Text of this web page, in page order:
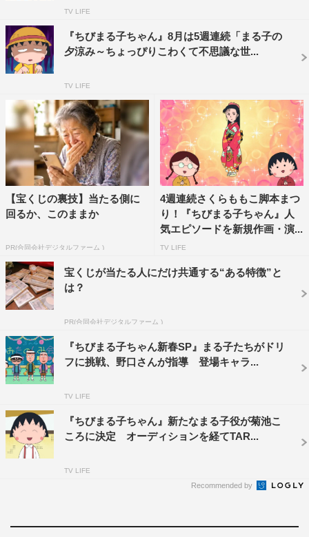
とのけんかの行方は…。
©さくらプロダクション/日本アニメーション
「ある日の太郎」では、まる子のクラスメート永沢くんの
弟「太郎」が登場する。両親が留守の間、太郎の子守をし
さ故、皮肉屋に見える永沢くんだが、実はとても家族思い
で特に弟の太郎の事はかわいがり、良く面倒をみている。
まだ言葉も話せない赤ちゃんの太郎が、大きくなったらど
普段とひと味違うすてきな特別エピソードとなっている。
ほんわかした日常を描いたそんな2つのお話とキャラクタ
ー人気投票に加え、今回の1時間スペシャルでは、オープ
ニングとエンディングに懐かしさ満点のこの日だけのスペ
シャル映像が放送される予定。さらにちびまる子ちゃんア
ニメ化30周年を記念して、ちびまる子ちゃんグッズを抽選
で30名の方にプレゼント！最後までどうぞお見逃しなく。
＜プロデューサー：江花松樹（フジテレビ編成部）コメン
TV LIFE
『ちびまる子ちゃん』8月は5週連続「まる子の
夕涼み～ちょっぴりこわくて不思議な世...
TV LIFE
【宝くじの裏技】当たる側に
回るか、このままか
PR(合同会社デジタルファーム )
4週連続さくらももこ脚本まつ
り！『ちびまる子ちゃん』人
気エピソードを新規作画・演...
TV LIFE
宝くじが当たる人にだけ共通する“ある特徴”と
は？
PR(合同会社デジタルファーム )
『ちびまる子ちゃん新春SP』まる子たちがドリ
フに挑戦、野口さんが指導 登場キャラ...
TV LIFE
『ちびまる子ちゃん』新たなまる子役が菊池こ
ころに決定 オーディションを経てTAR...
TV LIFE
Recommended by